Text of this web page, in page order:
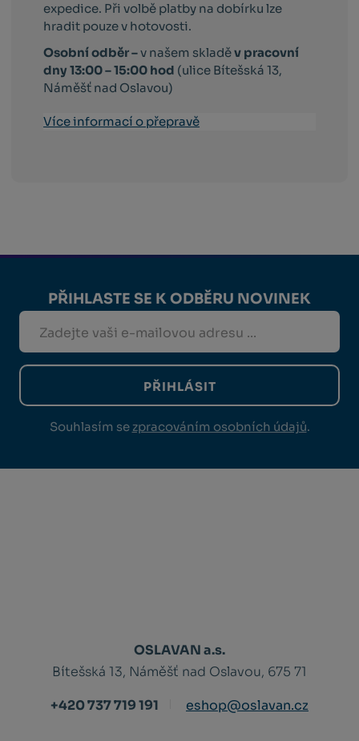
expedice. Při volbě platby na dobírku lze
hradit pouze v hotovosti.
Osobní odběr –v našem skladěv pracovní
dny 13:00 – 15:00 hod (ulice Bítešská 13,
Náměšť nad Oslavou)
Více informací o přepravě
PŘIHLASTE SE K ODBĚRU NOVINEK
PŘIHLÁSIT
Souhlasím se zpracováním osobních údajů.
OSLAVAN a.s.
Bítešská 13, Náměšť nad Oslavou, 675 71
+420 737 719 191
eshop@oslavan.cz